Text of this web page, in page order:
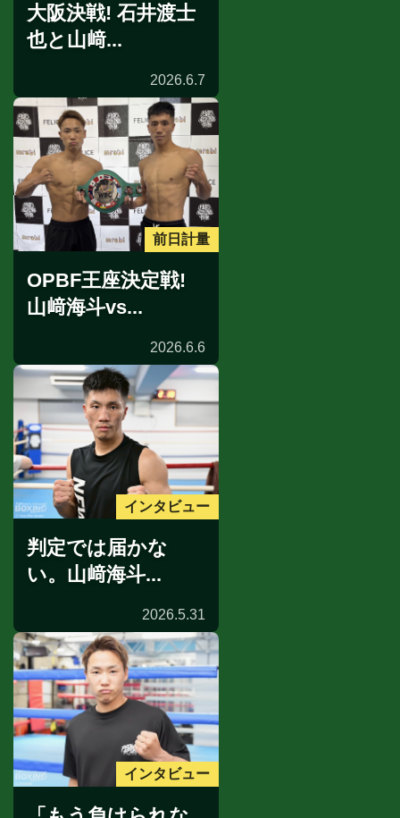
大阪決戦! 石井渡士
也と山﨑...
2026.6.7
前日計量
OPBF王座決定戦!
山﨑海斗vs...
2026.6.6
インタビュー
判定では届かな
い。山﨑海斗...
2026.5.31
インタビュー